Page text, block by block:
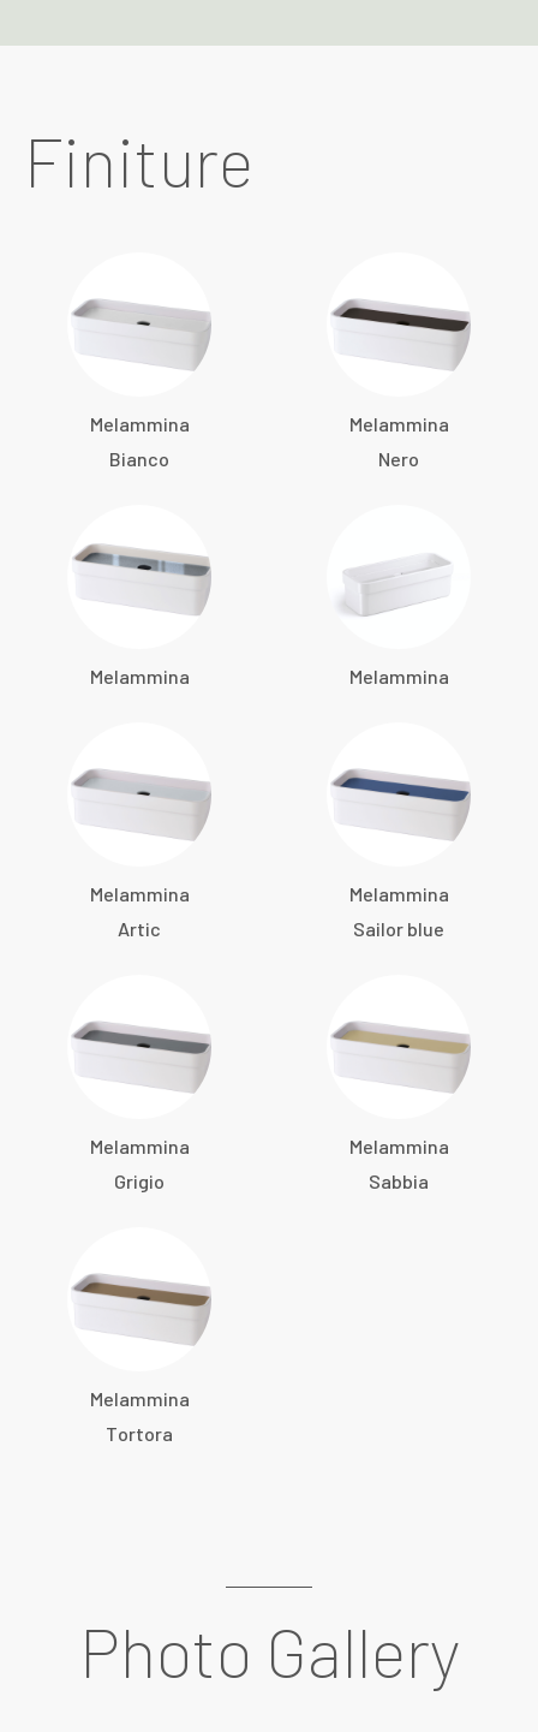
Finiture
Melammina
Bianco
Melammina
Nero
Melammina Melammina
Melammina
Artic
Melammina
Sailor blue
Melammina
Grigio
Melammina
Sabbia
Melammina
Tortora
Photo Gallery